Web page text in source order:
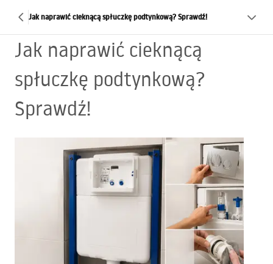
Jak naprawić cieknącą spłuczkę podtynkową? Sprawdź!
Jak naprawić cieknącą
spłuczkę podtynkową?
Sprawdź!